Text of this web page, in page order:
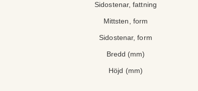
Sidostenar, fattning
Mittsten, form
Sidostenar, form
Bredd (mm)
Höjd (mm)